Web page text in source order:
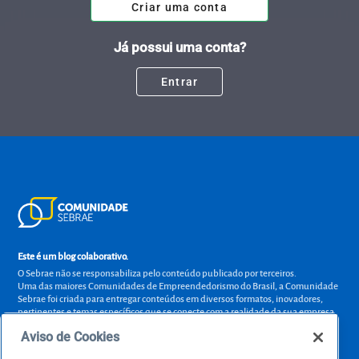
Criar uma conta
Já possui uma conta?
Entrar
Este é um blog colaborativo.
O Sebrae não se responsabiliza pelo conteúdo publicado por terceiros.
Uma das maiores Comunidades de Empreendedorismo do Brasil, a Comunidade
Sebrae foi criada para entregar conteúdos em diversos formatos, inovadores,
pertinentes e temas específicos que se conecte com a realidade da sua empresa.
empreendedora.
Aviso de Cookies